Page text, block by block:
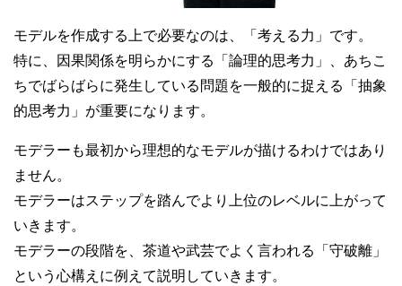
モデルを作成する上で必要なのは、「考える力」です。
特に、因果関係を明らかにする「論理的思考力」、あちこ
ちでばらばらに発生している問題を一般的に捉える「抽象
的思考力」が重要になります。
モデラーも最初から理想的なモデルが描けるわけではあり
ません。
モデラーはステップを踏んでより上位のレベルに上がって
いきます。
モデラーの段階を、茶道や武芸でよく言われる「守破離」
という心構えに例えて説明していきます。